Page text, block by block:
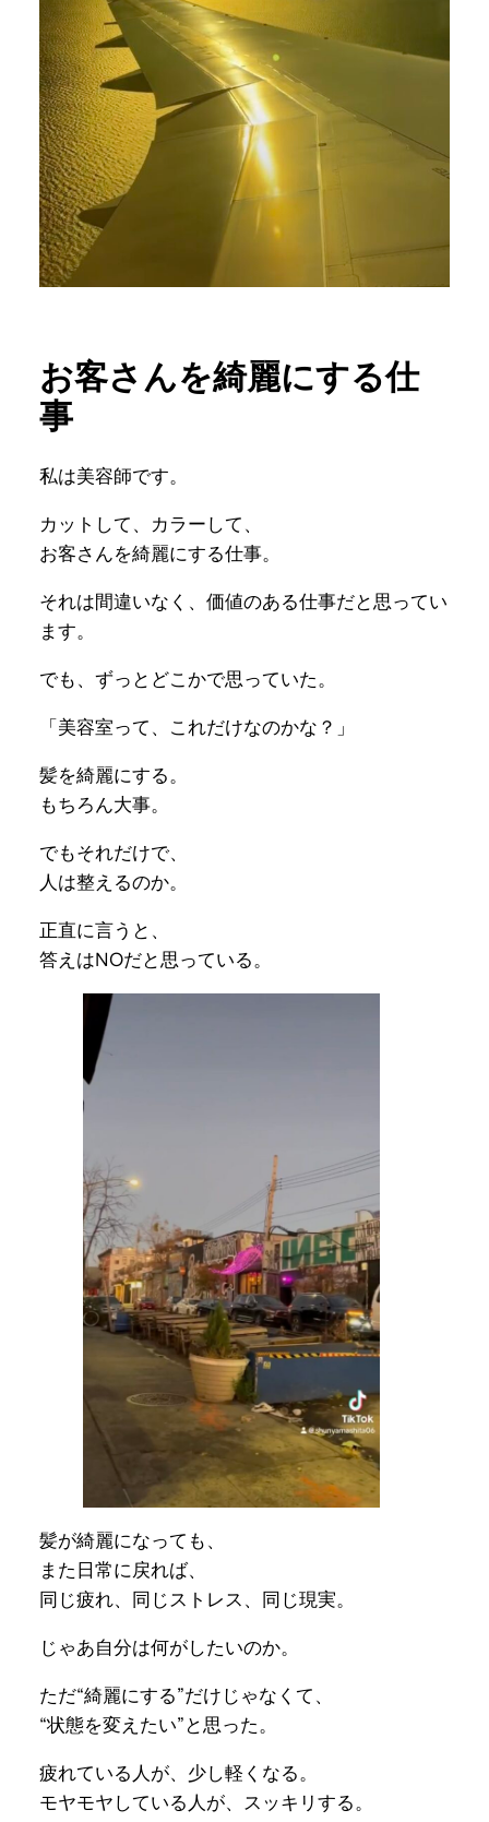
お客さんを綺麗にする仕
事
私は美容師です。
カットして、カラーして、
お客さんを綺麗にする仕事。
それは間違いなく、価値のある仕事だと思ってい
ます。
でも、ずっとどこかで思っていた。
「美容室って、これだけなのかな？」
髪を綺麗にする。
もちろん大事。
でもそれだけで、
人は整えるのか。
正直に言うと、
答えはNOだと思っている。
髪が綺麗になっても、
また日常に戻れば、
同じ疲れ、同じストレス、同じ現実。
じゃあ自分は何がしたいのか。
ただ“綺麗にする”だけじゃなくて、
“状態を変えたい”と思った。
疲れている人が、少し軽くなる。
モヤモヤしている人が、スッキリする。